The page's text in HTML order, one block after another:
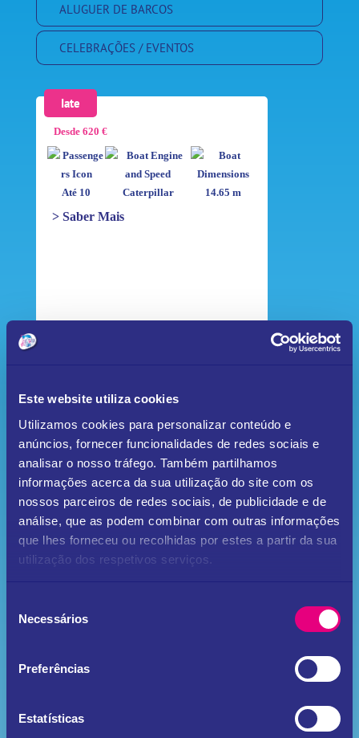
Este website utiliza cookies
Utilizamos cookies para personalizar conteúdo e
anúncios, fornecer funcionalidades de redes sociais e
analisar o nosso tráfego. Também partilhamos
informações acerca da sua utilização do site com os
nossos parceiros de redes sociais, de publicidade e de
análise, que as podem combinar com outras informações
que lhes forneceu ou recolhidas por estes a partir da sua
utilização dos respetivos serviços.
Necessários
Preferências
Estatísticas
ALUGUER DE BARCOS
CELEBRAÇÕES / EVENTOS
Iate
Desde 620 €
Até 10 Caterpillar 14.65 m
> Saber Mais
Até 18 Yanmar 13.6 m
Mallorquina